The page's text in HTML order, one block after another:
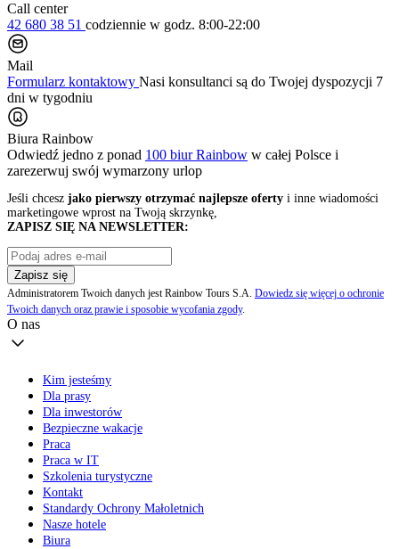
Call center
42 680 38 51 codziennie w godz. 8:00-22:00
Mail
Formularz kontaktowy Nasi konsultanci są do Twojej dyspozycji 7
dni w tygodniu
Biura Rainbow
Odwiedź jedno z ponad 100 biur Rainbow w całej Polsce i
zarezerwuj swój wymarzony urlop
Jeśli chcesz jako pierwszy otrzymać najlepsze oferty i inne wiadomości
marketingowe wprost na Twoją skrzynkę,
ZAPISZ SIĘ NA NEWSLETTER:
Zapisz się
Administratorem Twoich danych jest Rainbow Tours S.A. Dowiedz się więcej o ochronie
Twoich danych oraz prawie i sposobie wycofania zgody.
O nas
Kim jesteśmy
Dla prasy
Dla inwestorów
Bezpieczne wakacje
Praca
Praca w IT
Szkolenia turystyczne
Kontakt
Standardy Ochrony Małoletnich
Nasze hotele
Biura